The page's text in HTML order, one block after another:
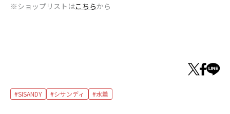
※ショップリストはこちらから
SISANDY シサンディ 水着